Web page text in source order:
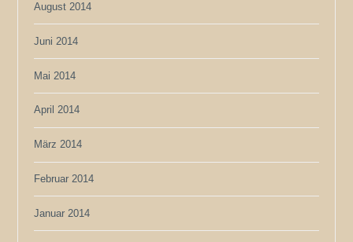
August 2014
Juni 2014
Mai 2014
April 2014
März 2014
Februar 2014
Januar 2014